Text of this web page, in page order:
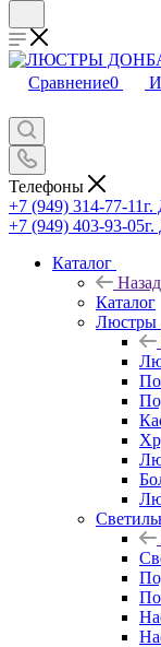
Сравнение0
Телефоны
+7 (949) 314-77-11г.
+7 (949) 403-93-05г.
Каталог
Назад
Каталог
Люстры